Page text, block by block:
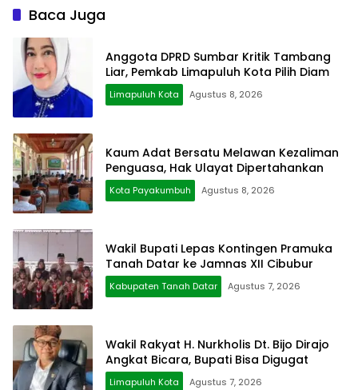
Baca Juga
Anggota DPRD Sumbar Kritik Tambang
Liar, Pemkab Limapuluh Kota Pilih Diam
Limapuluh Kota Agustus 8, 2026
Kaum Adat Bersatu Melawan Kezaliman
Penguasa, Hak Ulayat Dipertahankan
Kota Payakumbuh Agustus 8, 2026
Wakil Bupati Lepas Kontingen Pramuka
Tanah Datar ke Jamnas XII Cibubur
Kabupaten Tanah Datar Agustus 7, 2026
Wakil Rakyat H. Nurkholis Dt. Bijo Dirajo
Angkat Bicara, Bupati Bisa Digugat
Limapuluh Kota Agustus 7, 2026